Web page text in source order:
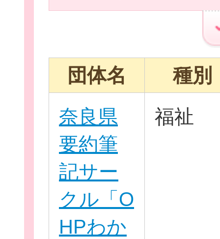
ボランティア
イベント・講
助成情報を探す
団体名
種別
奈良県
要約筆
記サー
クル「O
HPわか
福祉